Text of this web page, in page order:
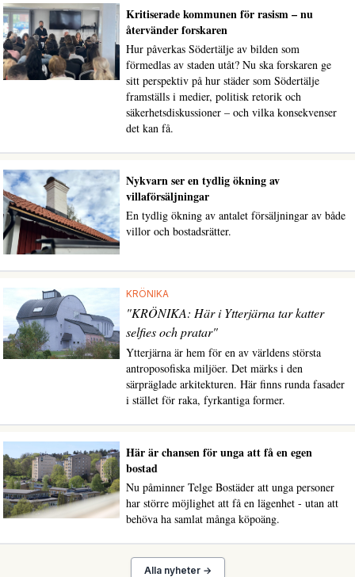
Kritiserade kommunen för rasism – nu
återvänder forskaren
Hur påverkas Södertälje av bilden som
förmedlas av staden utåt? Nu ska forskaren ge
sitt perspektiv på hur städer som Södertälje
framställs i medier, politisk retorik och
säkerhetsdiskussioner – och vilka konsekvenser
det kan få.
Nykvarn ser en tydlig ökning av
villaförsäljningar
En tydlig ökning av antalet försäljningar av både
villor och bostadsrätter.
KRÖNIKA
"KRÖNIKA: Här i Ytterjärna tar katter
selfies och pratar"
Ytterjärna är hem för en av världens största
antroposofiska miljöer. Det märks i den
särpräglade arkitekturen. Här finns runda fasader
i stället för raka, fyrkantiga former.
Här är chansen för unga att få en egen
bostad
Nu påminner Telge Bostäder att unga personer
har större möjlighet att få en lägenhet - utan att
behöva ha samlat många köpoäng.
Alla nyheter →